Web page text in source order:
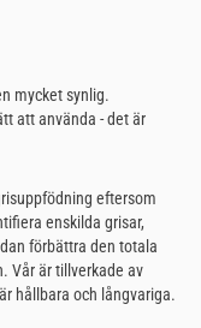
mycket synlig.
att använda - det är
eftersom
enskilda grisar,
förbättra den totala
Vårär tillverkade av
hållbara och långvariga.